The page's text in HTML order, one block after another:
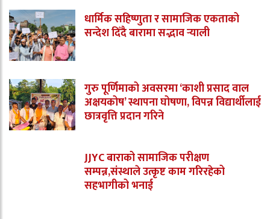
धार्मिक सहिष्णुता र सामाजिक एकताको
सन्देश दिँदै बारामा सद्भाव र्‍याली
गुरु पूर्णिमाको अवसरमा ‘काशी प्रसाद वाल
अक्षयकोष’ स्थापना घोषणा, विपन्न विद्यार्थीलाई
छात्रवृत्ति प्रदान गरिने
JJYC बाराको सामाजिक परीक्षण
सम्पन्न,संस्थाले उत्कृष्ट काम गरिरहेको
सहभागीको भनाई